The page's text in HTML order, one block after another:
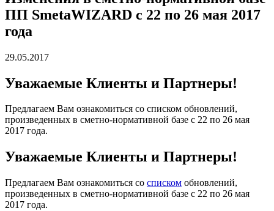
ПП SmetaWIZARD с 22 по 26 мая 2017
года
29.05.2017
Уважаемые Клиенты и Партнеры!
Предлагаем Вам ознакомиться со списком обновлений,
произведенных в сметно-нормативной базе с 22 по 26 мая
2017 года.
Уважаемые Клиенты и Партнеры!
Предлагаем Вам ознакомиться со списком обновлений,
произведенных в сметно-нормативной базе с 22 по 26 мая
2017 года.